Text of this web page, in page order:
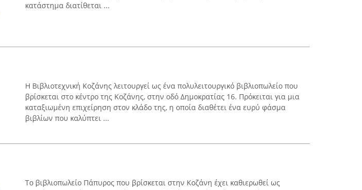
κατάστημα διατίθεται ...
Η Βιβλιοτεχνική Κοζάνης λειτουργεί ως ένα πολυλειτουργικό βιβλιοπωλείο που
βρίσκεται στο κέντρο της Κοζάνης, στην οδό Δημοκρατίας 16. Πρόκειται για μια
καταξιωμένη επιχείρηση στον κλάδο της, η οποία διαθέτει ένα ευρύ φάσμα
βιβλίων που καλύπτει ...
Το βιβλιοπωλείο Πάπυρος που βρίσκεται στην Κοζάνη έχει καθιερωθεί ως